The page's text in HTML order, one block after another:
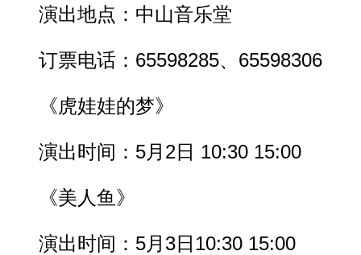
演出地点：中山音乐堂
订票电话：65598285、65598306
《虎娃娃的梦》
演出时间：5月2日 10:30 15:00
《美人鱼》
演出时间：5月3日10:30 15:00